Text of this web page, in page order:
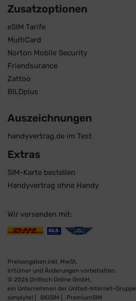
Zusatzoptionen
eSIM Tarife
MultiCard
Norton Mobile Security
Friendsurance
Zattoo
BILDplus
Auszeichnungen
handyvertrag.de im Test
Extras
SIM-Karte bestellen
Handyvertrag ohne Handy
Wir versenden mit:
Preisangaben inkl. MwSt.
Irrtümer und Änderungen vorbehalten.
© 2026 Drillisch Online GmbH,
ein Unternehmen der United-Internet-Gruppe
simplytel
BIGSIM PremiumSIM